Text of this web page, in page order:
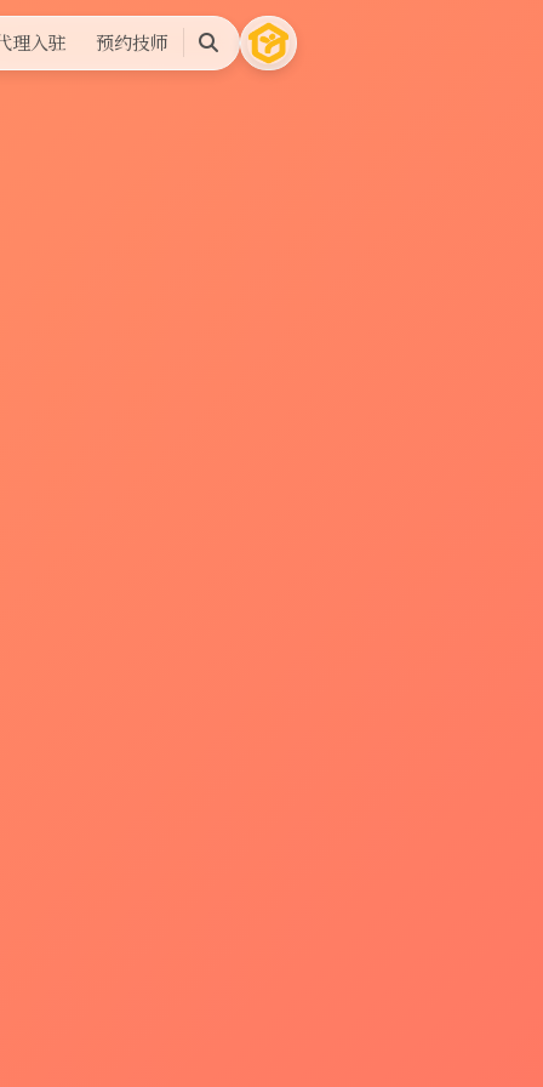
理入驻 预约技师
搜